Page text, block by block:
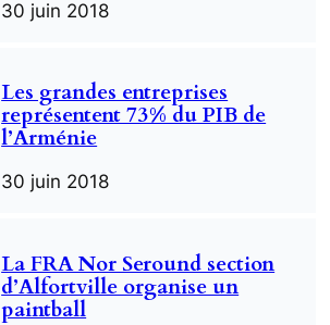
30 juin 2018
Les grandes entreprises
représentent 73% du PIB de
l’Arménie
30 juin 2018
La FRA Nor Seround section
d’Alfortville organise un
paintball